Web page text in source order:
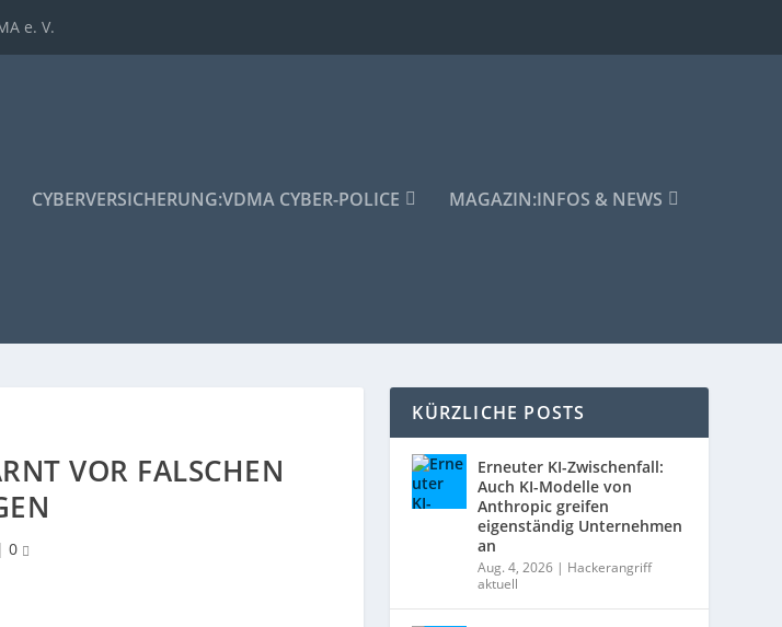
e. V.
CYBERVERSICHERUNG:VDMA CYBER-POLICE MAGAZIN:INFOS & NEWS
VOR FALSCHEN
| 0
KÜRZLICHE POSTS
Erneuter KI-Zwischenfall:
Auch KI-Modelle von
Anthropic greifen
eigenständig Unternehmen
an
Aug. 4, 2026 | Hackerangriff
aktuell